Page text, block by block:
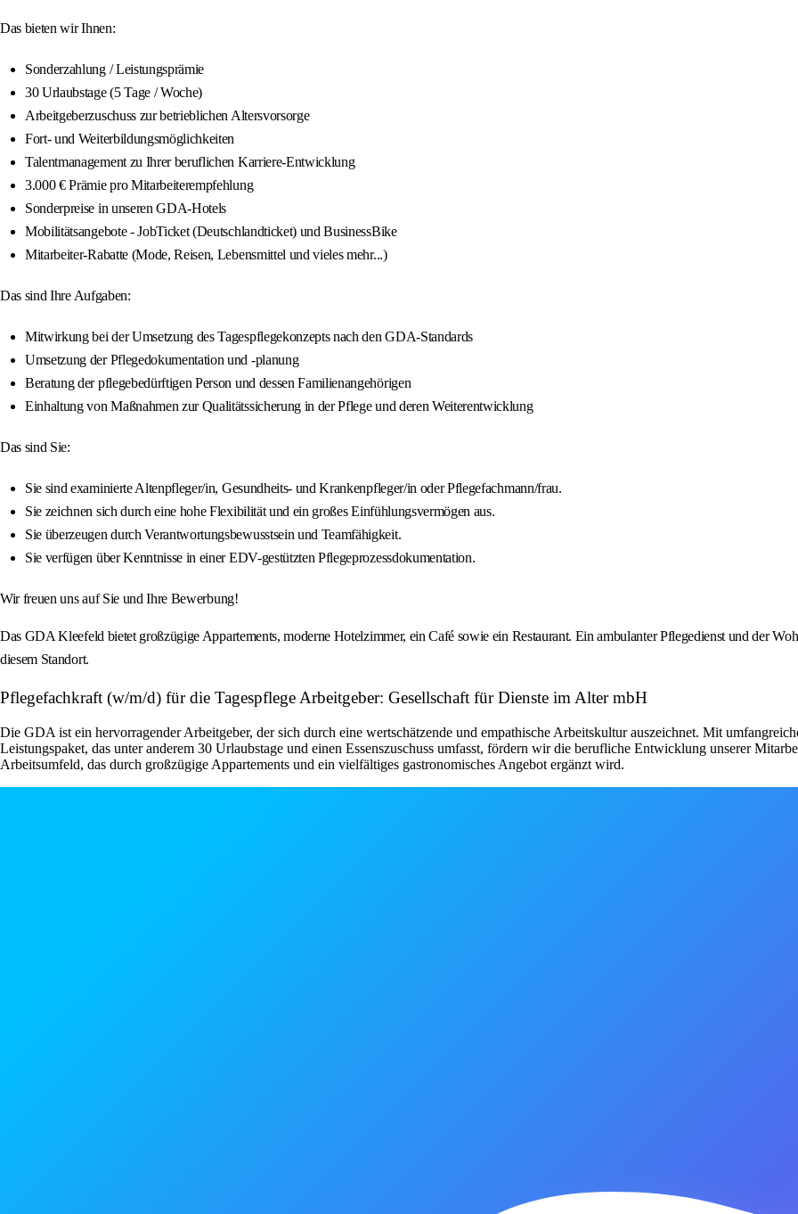
Das bieten wir Ihnen:
Sonderzahlung / Leistungsprämie
30 Urlaubstage (5 Tage / Woche)
Arbeitgeberzuschuss zur betrieblichen Altersvorsorge
Fort- und Weiterbildungsmöglichkeiten
Talentmanagement zu Ihrer beruflichen Karriere-Entwicklung
3.000 € Prämie pro Mitarbeiterempfehlung
Sonderpreise in unseren GDA-Hotels
Mobilitätsangebote - JobTicket (Deutschlandticket) und BusinessBike
Mitarbeiter-Rabatte (Mode, Reisen, Lebensmittel und vieles mehr...)
Das sind Ihre Aufgaben:
Mitwirkung bei der Umsetzung des Tagespflegekonzepts nach den GDA-Standards
Umsetzung der Pflegedokumentation und -planung
Beratung der pflegebedürftigen Person und dessen Familienangehörigen
Einhaltung von Maßnahmen zur Qualitätssicherung in der Pflege und deren Weiterentwicklung
Das sind Sie:
Sie sind examinierte Altenpfleger/in, Gesundheits- und Krankenpfleger/in oder Pflegefachmann/frau.
Sie zeichnen sich durch eine hohe Flexibilität und ein großes Einfühlungsvermögen aus.
Sie überzeugen durch Verantwortungsbewusstsein und Teamfähigkeit.
Sie verfügen über Kenntnisse in einer EDV-gestützten Pflegeprozessdokumentation.
Wir freuen uns auf Sie und Ihre Bewerbung!
Das GDA Kleefeld bietet großzügige Appartements, moderne Hotelzimmer, ein Café sowie ein Restaurant. Ein ambulanter Pflegedienst und der
diesem Standort.
Pflegefachkraft (w/m/d) für die Tagespflege Arbeitgeber: Gesellschaft für Dienste im Alter mbH
Die GDA ist ein hervorragender Arbeitgeber, der sich durch eine wertschätzende und empathische Arbeitskultur auszeichnet. Mit
Leistungspaket, das unter anderem 30 Urlaubstage und einen Essenszuschuss umfasst, fördern wir die berufliche Entwicklung unserer
Arbeitsumfeld, das durch großzügige Appartements und ein vielfältiges gastronomisches Angebot ergänzt wird.